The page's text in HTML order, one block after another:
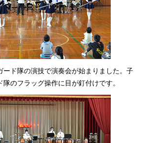
ード隊の演技で演奏会が始まりました。子
のフラッグ操作に目が釘付けです。